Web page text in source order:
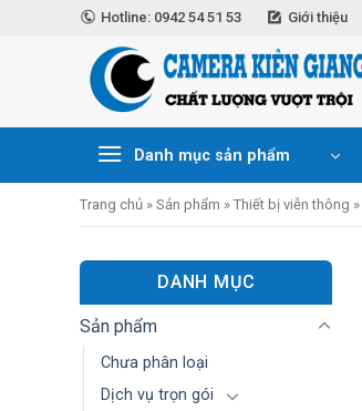
Hotline: 0942 54 51 53 Giới thiệu
Danh mục sản phẩm
Trang chủ » Sản phẩm » Thiết bị viễn thông »
DANH MỤC
Sản phẩm
Chưa phân loại
Dịch vụ trọn gói